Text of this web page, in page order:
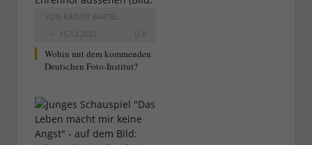
VON RAINER BARTEL
15.12.2022
0
Wohin mit dem kommenden
Deutschen Foto-Institut?